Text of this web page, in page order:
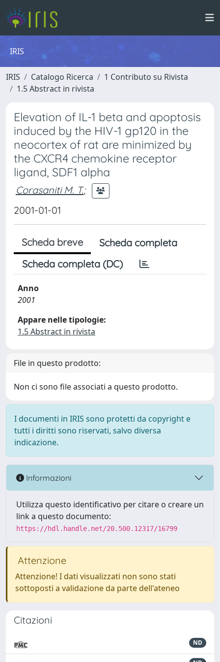
IRIS
IRIS Catalogo Ricerca
1 Contributo su Rivista
1.5 Abstract in rivista
Elevation of IL-1 beta and apoptosis
induced by the HIV-1 gp120 in the
neocortex of rat are minimized by
the CXCR4 chemokine receptor
ligand, SDF1 alpha
Corasaniti M. T.;
2001-01-01
Scheda breve
Scheda completa
Scheda completa (DC)
Anno
2001
Appare nelle tipologie:
1.5 Abstract in rivista
File in questo prodotto:
Non ci sono file associati a questo prodotto.
I documenti in IRIS sono protetti da copyright e
tutti i diritti sono riservati, salvo diversa
indicazione.
Informazioni
Utilizza questo identificativo per citare o creare un
link a questo documento:
https://hdl.handle.net/20.500.12317/16799
Attenzione
Attenzione! I dati visualizzati non sono stati
sottoposti a validazione da parte dell'ateneo
Citazioni
ND